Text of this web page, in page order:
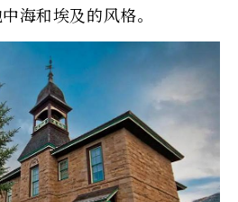
海和埃及的风格。